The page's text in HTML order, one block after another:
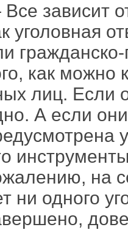
зависит
уголовная
как можно
лиц. Если
А если
на
ни одного